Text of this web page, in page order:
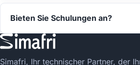
Bieten Sie Schulungen an?
Simafri, Ihr technischer Partner, der